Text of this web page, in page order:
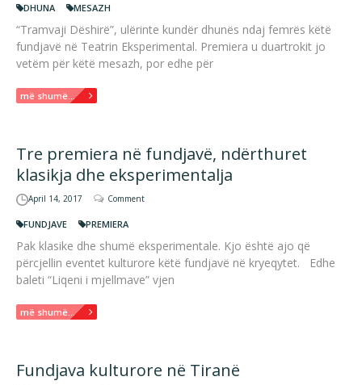
DHUNA MESAZH
“Tramvaji Dëshirë”, ulërinte kundër dhunës ndaj femrës këtë
fundjavë në Teatrin Eksperimental. Premiera u duartrokit jo
vetëm për këtë mesazh, por edhe për
më shumë...
Tre premiera në fundjavë, ndërthuret
klasikja dhe eksperimentalja
April 14, 2017 Comment
FUNDJAVE PREMIERA
Pak klasike dhe shumë eksperimentale. Kjo është ajo që
përcjellin eventet kulturore këtë fundjavë në kryeqytet. Edhe
baleti “Liqeni i mjellmave” vjen
më shumë...
Fundjava kulturore në Tiranë